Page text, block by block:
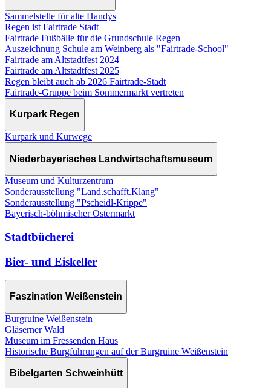
Sammelstelle für alte Handys
Regen ist Fairtrade Stadt
Fairtrade Fußbälle für die Grundschule Regen
Auszeichnung Schule am Weinberg als "Fairtrade-School"
Fairtrade am Altstadtfest 2024
Fairtrade am Altstadtfest 2025
Regen bleibt auch ab 2026 Fairtrade-Stadt
Fairtrade-Gruppe beim Sommermarkt vertreten
Kurpark Regen
Kurpark und Kurwege
Niederbayerisches Landwirtschaftsmuseum
Museum und Kulturzentrum
Sonderausstellung "Land.schafft.Klang"
Sonderausstellung "Pscheidl-Krippe"
Bayerisch-böhmischer Ostermarkt
Stadtbücherei
Bier- und Eiskeller
Faszination Weißenstein
Burgruine Weißenstein
Gläserner Wald
Museum im Fressenden Haus
Historische Burgführungen auf der Burgruine Weißenstein
Bibelgarten Schweinhütt